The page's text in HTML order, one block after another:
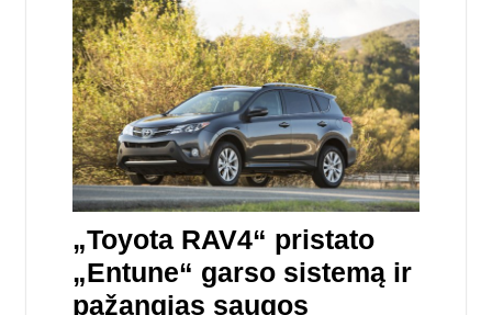
„Toyota RAV4“ pristato
„Entune“ garso sistemą ir
pažangias saugos